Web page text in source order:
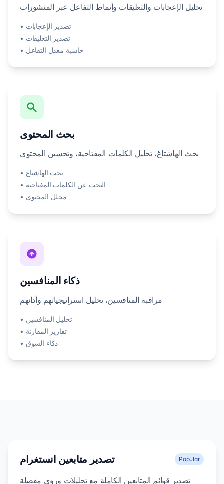
تحليل الإعجابات والتعليقات وأنماط التفاعل عبر المنشورات
• تصدير الإعجابات
• تصدير التعليقات
• حاسبة معدل التفاعل
بحث المحتوى
بحث الهاشتاغ، تحليل الكلمات المفتاحية، وتحسين المحتوى
• بحث الهاشتاغ
• البحث عن الكلمات المفتاحية
• محلل المحتوى
ذكاء المنافسين
مراقبة المنافسين، تحليل استراتيجياتهم وأدائهم
• تحليل المنافسين
• تقارير المقارنة
• ذكاء السوق
تصدير متابعين انستغرام Popular
تصدير قوائم المتابعين الكاملة مع تحليلات ورؤى مفصلة